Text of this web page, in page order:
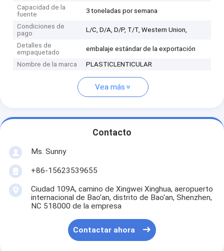
Capacidad de la
fuente
3 toneladas por semana
Condiciones de
pago
L/C, D/A, D/P, T/T, Western Union,
Detalles de
empaquetado
embalaje estándar de la exportación
Nombre de la marca PLASTICLENTICULAR
Vea más
Contacto
Ms. Sunny
+86-15623539655
Ciudad 109A, camino de Xingwei Xinghua, aeropuerto
internacional de Bao'an, distrito de Bao'an, Shenzhen,
NC 518000 de la empresa
Contactar ahora